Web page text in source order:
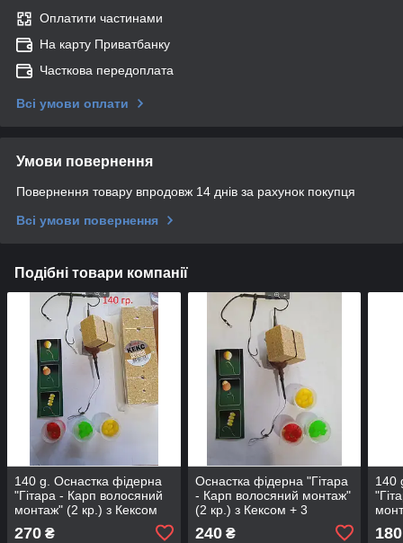
Оплатити частинами
На карту Приватбанку
Часткова передоплата
Всі умови оплати
Умови повернення
Повернення товару впродовж 14 днів за рахунок покупця
Всі умови повернення
Подібні товари компанії
140 g. Оснастка фідерна
"Гітара - Карп волосяний
монтаж" (2 кр.) з Кексом
Фанатик + плав, насадки
270 ₴
Оснастка фідерна "Гітара
- Карп волосяний монтаж"
(2 кр.) з Кексом + 3
240₴
140
180